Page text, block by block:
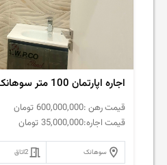
قیمت رهن :600,000,000 تومان
قیمت اجاره:35,000,000 تومان
سوهانک 2اتاق